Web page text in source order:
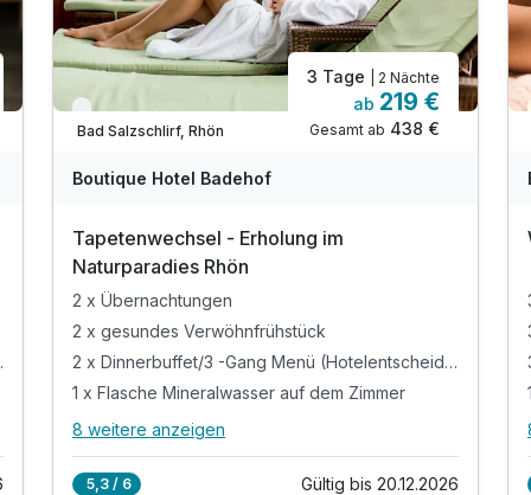
Verfügbar bis Dezember
Bad Salzschlirf, Rhön
3 Tage | 2 Nächte
ab 219 €
Gesamt ab 438 €
Boutique Hotel Badehof
Tapetenwechsel - Erholung im
Naturparadies Rhön
2 x Übernachtungen
2 x gesundes Verwöhnfrühstück
2 x Dinnerbuffet/3 -Gang Menü (Hotelentscheidung)
1 x Flasche Mineralwasser auf dem Zimmer
Alle Inklusivleistungen
8 weitere anzeigen
5,3 / 6 Gültig bis 20.12.2026